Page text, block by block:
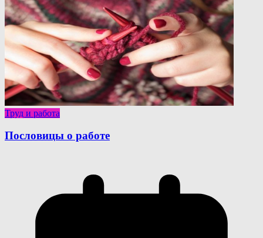
Труд и работа
Пословицы о работе